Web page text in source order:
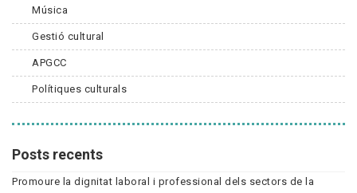
Música
Gestió cultural
APGCC
Polítiques culturals
Posts recents
Promoure la dignitat laboral i professional dels sectors de la